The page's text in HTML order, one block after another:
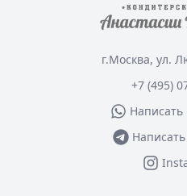
г.Москва, ул.
+7 (495)
Написать